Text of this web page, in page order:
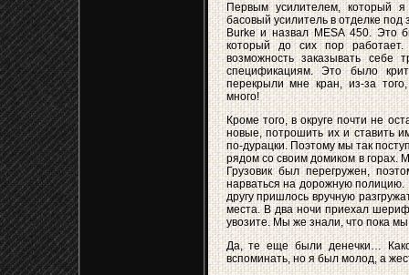
Первым усилителем, который
басовый усилитель в отделке
Burke и назвал MESA 450. Это
который до сих пор
возможность заказывать себе
спецификациям. Это было
перекрыли мне кран, из-за
много!
Кроме того, в округе почти не
новые, потрошить их и ставить
по-дурацки. Поэтому мы так
рядом со своим домиком в горах.
Грузовик был перегружен,
нарваться на дорожную полицию.
другу пришлось вручную
места. В два ночи приехал
увозите. Мы же знали, что пока
Да, те еще были денечки…
вспоминать, но я был молод, а